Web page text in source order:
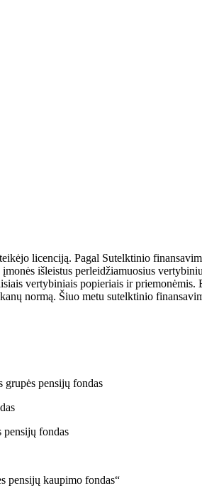
licenciją. Pagal Sutelktinio
išleistus perleidžiamuosius
vertybiniais popieriais ir priemonėmis.
normą. Šiuo metu sutelktinio
pensijų fondas
fondas
pensijų kaupimo fondas“